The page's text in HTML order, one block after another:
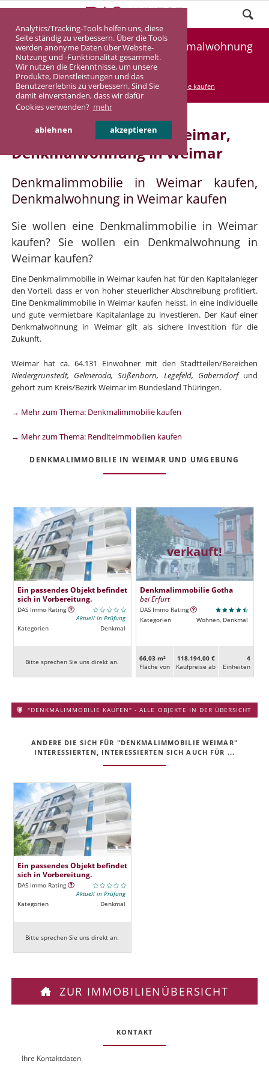
Analytics/Tracking-Tools helfen uns, diese
Seite ständig zu verbessern. Über die Tools
werden anonyme Daten über Website-
Nutzung und -Funktionalität gesammelt.
Wir nutzen die Erkenntnisse, um unsere
Produkte, Dienstleistungen und das
Benutzererlebnis zu verbessern. Sind Sie
damit einverstanden, dass wir dafür
Cookies verwenden? mehr
ablehnen akzeptieren
Denkmalimmobilie Weimar, Denkmalwohnung
Weimar
DASINVEST Service Denkmalimmobilie kaufen
Denkmalimmobilie in Weimar,
Denkmalwohnung in Weimar
Denkmalimmobilie in Weimar kaufen,
Denkmalwohnung in Weimar kaufen
Sie wollen eine Denkmalimmobilie in Weimar
kaufen? Sie wollen ein Denkmalwohnung in
Weimar kaufen?
Eine Denkmalimmobilie in Weimar kaufen hat für den Kapitalanleger
den Vorteil, dass er von hoher steuerlicher Abschreibung profitiert.
Eine Denkmalimmobilie in Weimar kaufen heisst, in eine individuelle
und gute vermietbare Kapitalanlage zu investieren. Der Kauf einer
Denkmalwohnung in Weimar gilt als sichere Investition für die
Zukunft.
Weimar hat ca. 64.131 Einwohner mit den Stadtteilen/Bereichen
Niedergrunstedt, Gelmeroda, Süßenborn, Legefeld, Gaberndorfund
gehört zum Kreis/Bezirk Weimar im Bundesland Thüringen.
→ Mehr zum Thema: Denkmalimmobilie kaufen
→ Mehr zum Thema: Renditeimmobilien kaufen
DENKMALIMMOBILIE IN WEIMAR UND UMGEBUNG
Ein passendes Objekt befindet
sich in Vorbereitung.
DAS Immo Rating
Aktuell in Prüfung
Kategorien
Denkmal
Bitte sprechen Sie uns direkt an.
verkauft!
Denkmalimmobilie Gotha
bei Erfurt
DAS Immo Rating
Kategorien
Wohnen, Denkmal
66,03 m²
Fläche von
118.194,00 €
Kaufpreise ab
4
Ein­heiten
"DENKMALIMMOBILIE KAUFEN" - ALLE OBJEKTE IN DER ÜBERSICHT
ANDERE DIE SICH FÜR "DENKMALIMMOBILIE WEIMAR"
INTERESSIERTEN, INTERESSIERTEN SICH AUCH FÜR ...
Ein passendes Objekt befindet
sich in Vorbereitung.
DAS Immo Rating
Aktuell in Prüfung
Kategorien
Denkmal
Bitte sprechen Sie uns direkt an.
ZUR IMMOBILIENÜBERSICHT
KONTAKT
OUIhre Kontaktdaten